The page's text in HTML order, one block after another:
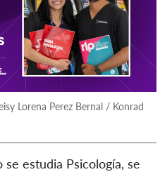
Lorena Perez Bernal / Konrad
estudia Psicología, se